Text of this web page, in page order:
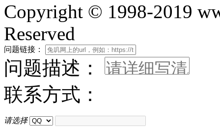
Copyright © 1998-2019
Reserved
问题链接：
问题描述：
联系方式：
请选择